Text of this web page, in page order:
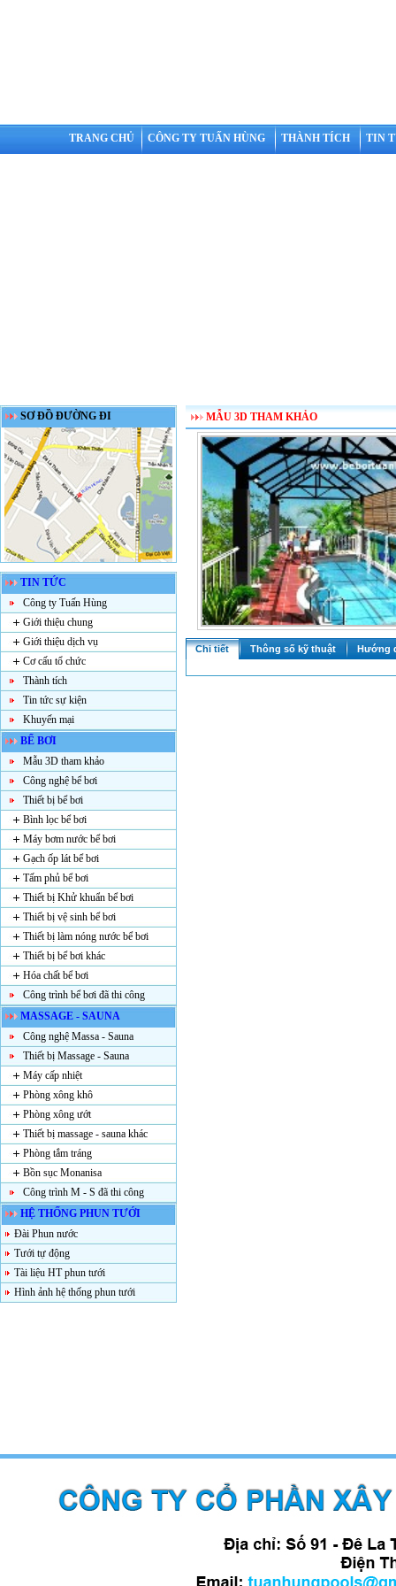
TRANG CHỦ CÔNG TY TUẤN HÙNG THÀNH TÍCH TIN
SƠ ĐỒ ĐƯỜNG ĐI
TIN TỨC
Công ty Tuấn Hùng
Giới thiệu chung
Giới thiệu dịch vụ
Cơ cấu tổ chức
Thành tích
Tin tức sự kiện
Khuyến mại
BỂ BƠI
Mẫu 3D tham khảo
Công nghệ bể bơi
Thiết bị bể bơi
Bình lọc bể bơi
Máy bơm nước bể bơi
Gạch ốp lát bể bơi
Tấm phủ bể bơi
Thiết bị Khử khuẩn bể bơi
Thiết bị vệ sinh bể bơi
Thiết bị làm nóng nước bể bơi
Thiết bị bể bơi khác
Hóa chất bể bơi
Công trình bể bơi đã thi công
MASSAGE - SAUNA
Công nghệ Massa - Sauna
Thiết bị Massage - Sauna
Máy cấp nhiệt
Phòng xông khô
Phòng xông ướt
Thiết bị massage - sauna khác
Phòng tắm tráng
Bồn sục Monanisa
Công trình M - S đã thi công
HỆ THỐNG PHUN TƯỚI
Đài Phun nước
Tưới tự động
Tài liệu HT phun tưới
Hình ảnh hệ thống phun tưới
MẪU 3D THAM KHẢO
Chi tiết Thông số kỹ thuật Hướng